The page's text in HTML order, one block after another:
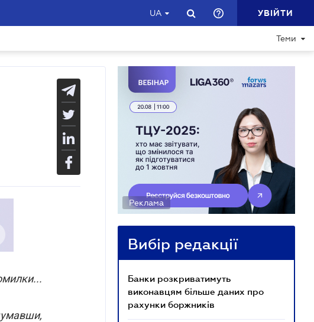
UA УВІЙТИ
Теми
Реклама
Вибір редакції
Банки розкриватимуть
виконавцям більше даних про
рахунки боржників